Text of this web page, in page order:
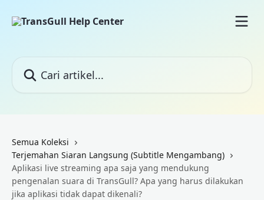
Semua Koleksi
Terjemahan Siaran Langsung (Subtitle Mengambang)
Aplikasi live streaming apa saja yang mendukung
pengenalan suara di TransGull? Apa yang harus dilakukan
jika aplikasi tidak dapat dikenali?